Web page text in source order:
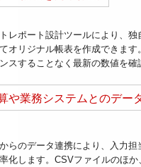
レポート設計ツールにより、
オリジナル帳表を作成できま
スすることなく最新の数値を確
や業務システムとのデー
らのデータ連携により、入力担
化します。CSVファイルのほ